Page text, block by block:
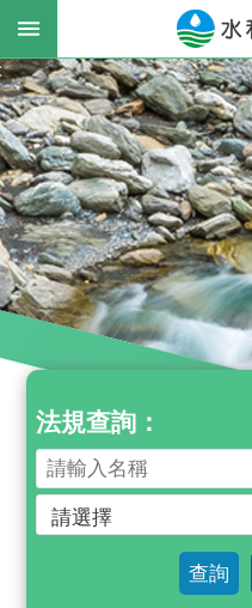
跳到主要內容區塊
進
階
搜
尋
最
新
息
公
告
法
律
法規查詢：
查詢